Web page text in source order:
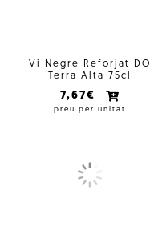
Vi Negre Reforjat DO
Terra Alta 75cl
7,67€
preu per unitat